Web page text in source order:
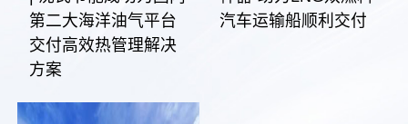
第二大海洋油气平台
交付高效热管理解决
方案
汽车运输船顺利交付